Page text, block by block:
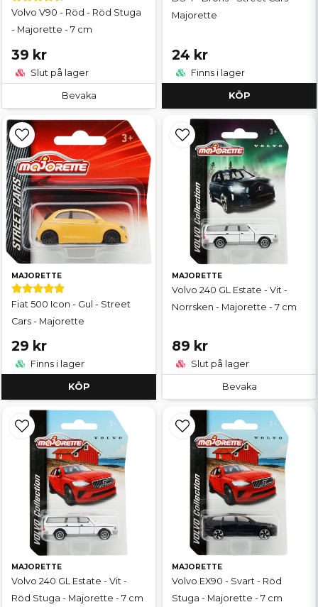
Volvo V90 - Röd - Röd Stuga
- Majorette - 7 cm
39 kr
Slut på lager
Bevaka
Majorette
24 kr
Finns i lager
KÖP
MAJORETTE
Fiat 500 Icon - Gul - Street
Cars - Majorette
29 kr
Finns i lager
KÖP
MAJORETTE
Volvo 240 GL Estate - Vit -
Norrsken - Majorette - 7 cm
89 kr
Slut på lager
Bevaka
MAJORETTE
Volvo 240 GL Estate - Vit -
Röd Stuga - Majorette - 7 cm
MAJORETTE
Volvo EX90 - Svart - Röd
Stuga - Majorette - 7 cm